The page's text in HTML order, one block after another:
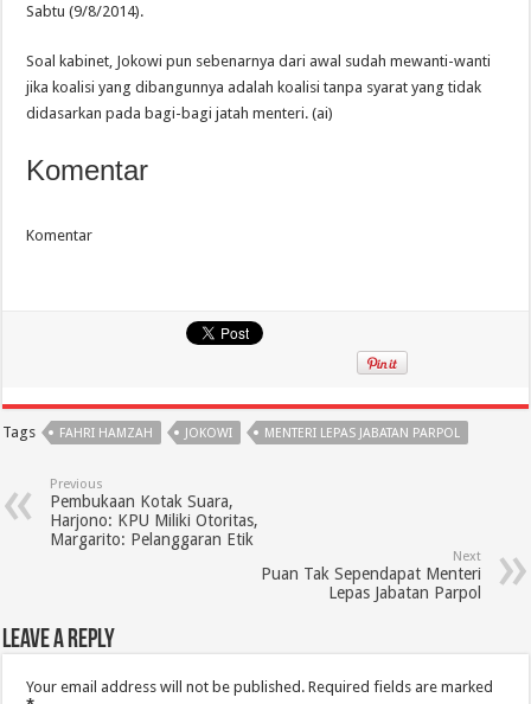
Sabtu (9/8/2014).
Soal kabinet, Jokowi pun sebenarnya dari awal sudah mewanti-wanti
jika koalisi yang dibangunnya adalah koalisi tanpa syarat yang tidak
didasarkan pada bagi-bagi jatah menteri. (ai)
Komentar
Komentar
Tags FAHRI HAMZAH JOKOWI MENTERI LEPAS JABATAN PARPOL
Previous
Pembukaan Kotak Suara,
Harjono: KPU Miliki Otoritas,
Margarito: Pelanggaran Etik
Next
Puan Tak Sependapat Menteri
Lepas Jabatan Parpol
Leave a Reply
Your email address will not be published. Required fields are marked